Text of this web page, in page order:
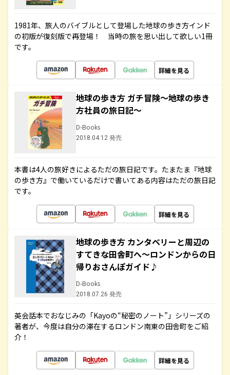
1981年、旅人のバイブルとして登場した地球の歩き方インド
の初版が復刻版で再登場！ 当時の旅を思い出して欲しい1冊
です。
詳細を見る
地球の歩き方 ガチ冒険～地球の歩き
方社員の旅日記～
D-Books
2018.04.12 発売
本書は4人の旅好きによるただの旅日記です。たまたま『地球
の歩き方』で働いているだけで書いてある内容はただの旅日記
です。
詳細を見る
地球の歩き方 カンタベリーと周辺の
すてきな田舎町へ～ロンドンからの日
帰りおさんぽガイド♪
D-Books
2018.07.26 発売
英会話本でおなじみの「Kayoの“秘密のノート”」シリーズの
著者が、今度は自分の滞在するロンドン南東の田舎町をご紹
介！
詳細を見る